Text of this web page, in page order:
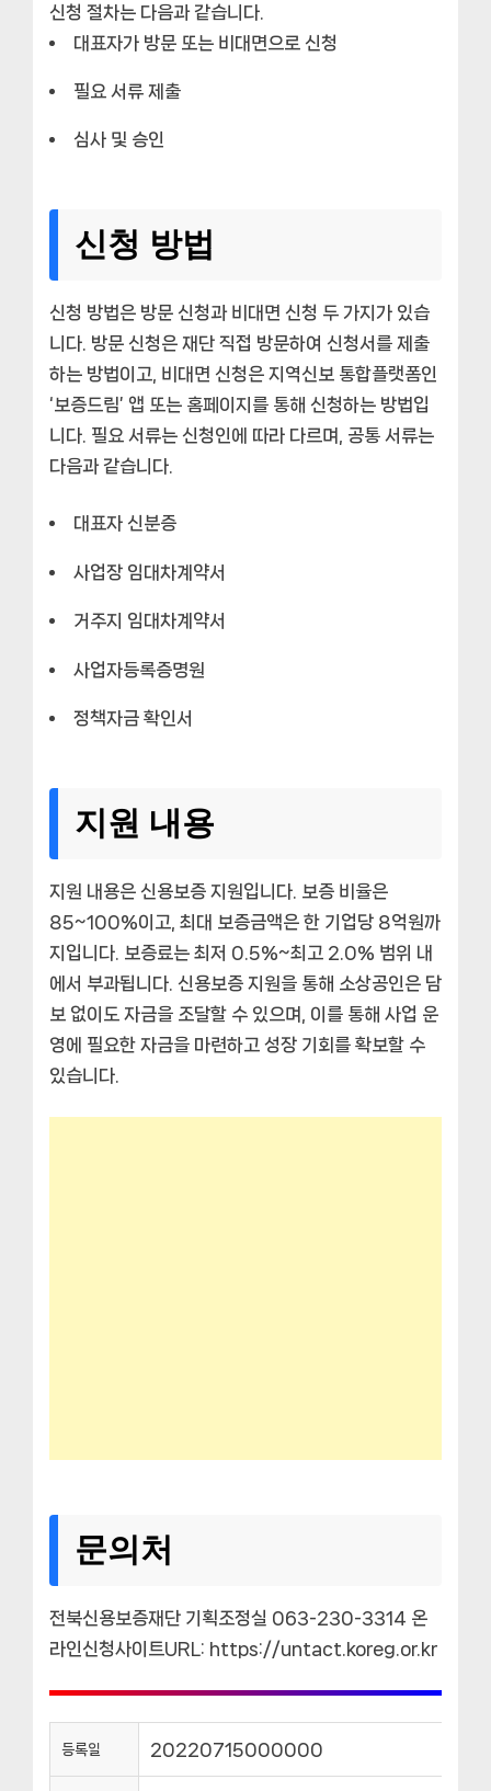
신청 절차는 다음과 같습니다.
대표자가 방문 또는 비대면으로 신청
필요 서류 제출
심사 및 승인
신청 방법
신청 방법은 방문 신청과 비대면 신청 두 가지가 있습
니다. 방문 신청은 재단 직접 방문하여 신청서를 제출
하는 방법이고, 비대면 신청은 지역신보 통합플랫폼인
‘보증드림’ 앱 또는 홈페이지를 통해 신청하는 방법입
니다. 필요 서류는 신청인에 따라 다르며, 공통 서류는
다음과 같습니다.
대표자 신분증
사업장 임대차계약서
거주지 임대차계약서
사업자등록증명원
정책자금 확인서
지원 내용
지원 내용은 신용보증 지원입니다. 보증 비율은
85~100%이고, 최대 보증금액은 한 기업당 8억원까
지입니다. 보증료는 최저 0.5%~최고 2.0% 범위 내
에서 부과됩니다. 신용보증 지원을 통해 소상공인은 담
보 없이도 자금을 조달할 수 있으며, 이를 통해 사업 운
영에 필요한 자금을 마련하고 성장 기회를 확보할 수
있습니다.
문의처
전북신용보증재단 기획조정실 063-230-3314 온
라인신청사이트URL: https://untact.koreg.or.kr
등록일 20220715000000